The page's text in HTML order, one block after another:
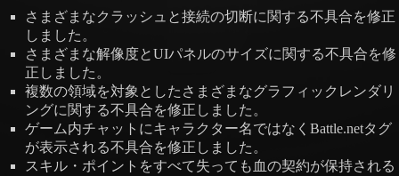
さまざまなクラッシュと接続の切断に関する不具合を修正
しました。
さまざまな解像度とUIパネルのサイズに関する不具合を修
正しました。
複数の領域を対象としたさまざまなグラフィックレンダリ
ングに関する不具合を修正しました。
ゲーム内チャットにキャラクター名ではなくBattle.netタグ
が表示される不具合を修正しました。
スキル・ポイントをすべて失っても血の契約が保持される